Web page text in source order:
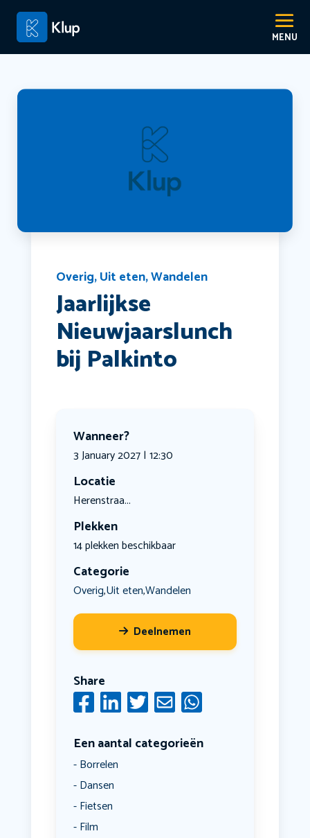
Overig,Uit eten,Wandelen
Jaarlijkse
Nieuwjaarslunch
bij Palkinto
Wanneer?
3 January 2027 | 12:30
Locatie
Herenstraa...
Plekken
14 plekken beschikbaar
Categorie
Overig,Uit eten,Wandelen
Deelnemen
Share
Een aantal categorieën
Borrelen
Dansen
Fietsen
Film